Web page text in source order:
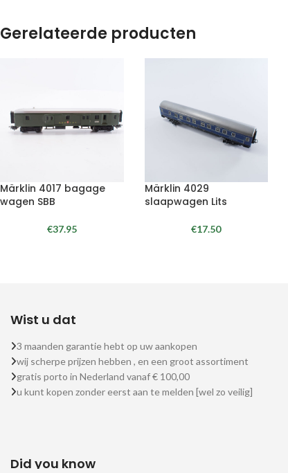
Gerelateerde producten
Märklin 4017 bagage
wagen SBB
€37.95
Märklin 4029
slaapwagen Lits
€17.50
Wist u dat
3 maanden garantie hebt op uw aankopen
wij scherpe prijzen hebben , en een groot assortiment
gratis porto in Nederland vanaf € 100,00
u kunt kopen zonder eerst aan te melden [wel zo veilig]
Did you know